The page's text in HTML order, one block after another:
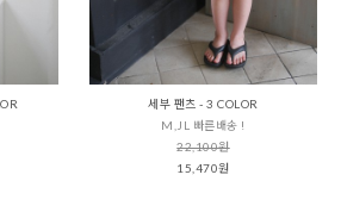
세부 팬츠 - 3 COLOR
M,JL 빠른배송 !
22,100원
15,470원